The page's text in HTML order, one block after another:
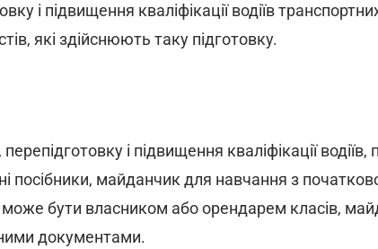
і підвищення кваліфікації водіїв
які здійснюють таку підготовку.
і підвищення кваліфікації
посібники, майданчик для навчання з
бути власником або орендарем класів,
документами.